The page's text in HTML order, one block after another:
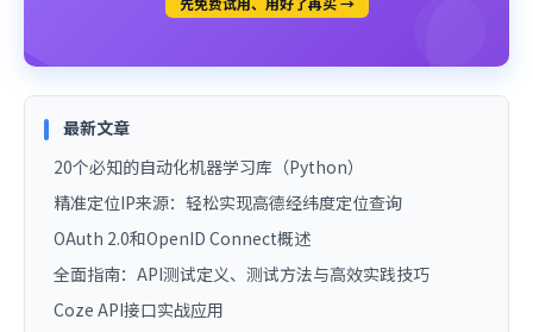
最新文章
20个必知的自动化机器学习库（Python）
精准定位IP来源：轻松实现高德经纬度定位查询
OAuth 2.0和OpenID Connect概述
全面指南：API测试定义、测试方法与高效实践技巧
Coze API接口实战应用